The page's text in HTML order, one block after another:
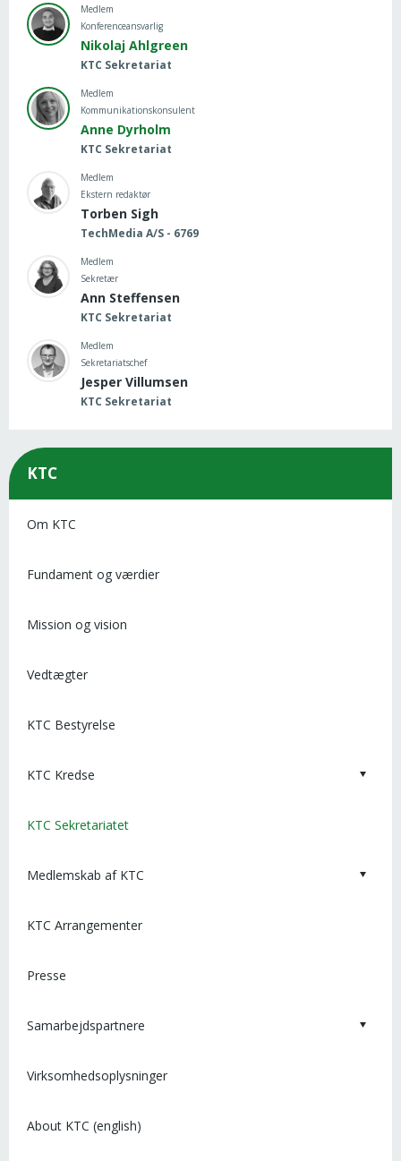
Medlem
Konferenceansvarlig
Nikolaj Ahlgreen
KTC Sekretariat
Medlem
Kommunikationskonsulent
Anne Dyrholm
KTC Sekretariat
Medlem
Ekstern redaktør
Torben Sigh
TechMedia A/S - 6769
Medlem
Sekretær
Ann Steffensen
KTC Sekretariat
Medlem
Sekretariatschef
Jesper Villumsen
KTC Sekretariat
KTC
Om KTC
Fundament og værdier
Mission og vision
Vedtægter
KTC Bestyrelse
KTC Kredse
KTC Sekretariatet
Medlemskab af KTC
KTC Arrangementer
Presse
Samarbejdspartnere
Virksomhedsoplysninger
About KTC (english)